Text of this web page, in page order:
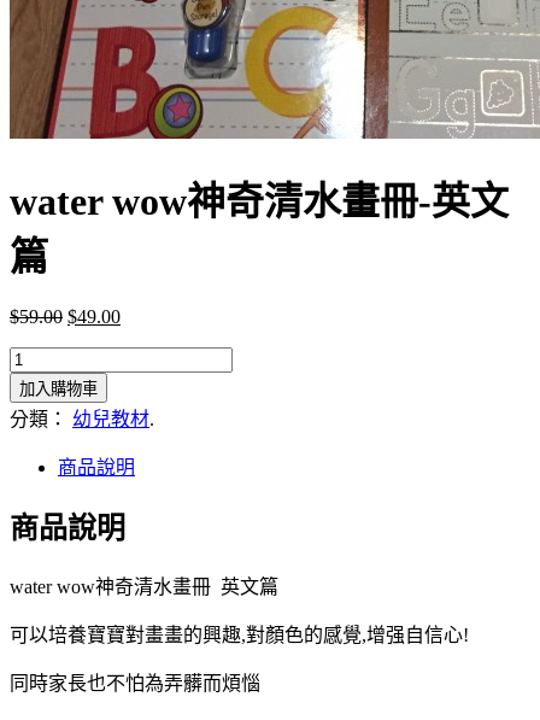
water wow神奇清水畫冊-英文
篇
$59.00 $49.00
加入購物車
分類： 幼兒教材.
商品說明
商品說明
water wow神奇清水畫冊 英文篇
可以培養寶寶對畫畫的興趣,對顏色的感覺,增强自信心!
同時家長也不怕為弄髒而煩惱